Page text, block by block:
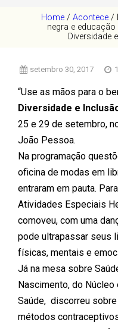
Home/ Acontece/
negra e
Diversidade
setembro 30, 2017
“Use as mãos para o
Diversidade e
25 e 29 de setembro,
João Pessoa.
Na programação
oficina de modas em
entraram em pauta.
Atividades Especiais
comoveu, com uma
pode ultrapassar seus
físicas, mentais e
Já na mesa sobre
Nascimento, do Núcleo
Saúde, discorreu
métodos